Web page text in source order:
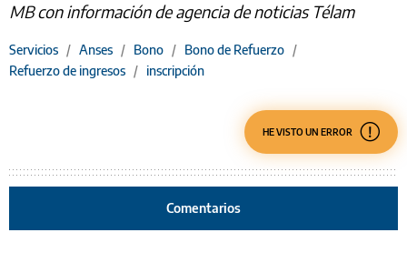
MB con información de agencia de noticias Télam
Servicios / Anses / Bono / Bono de Refuerzo /
Refuerzo de ingresos / inscripción
HE VISTO UN ERROR
Comentarios